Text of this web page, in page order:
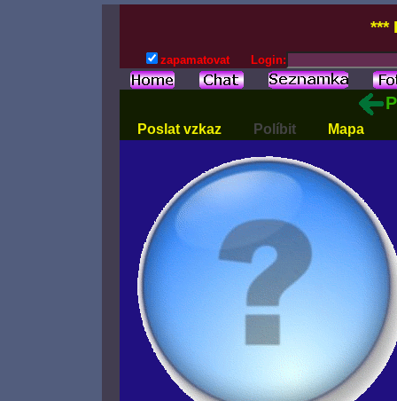
***
zapamatovat Login:
Poslat vzkaz Políbit Mapa